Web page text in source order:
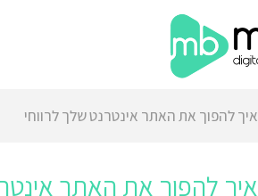
איך להפוך את האתר אינטרנט שלך לרווחי
איך להפוך את האתר